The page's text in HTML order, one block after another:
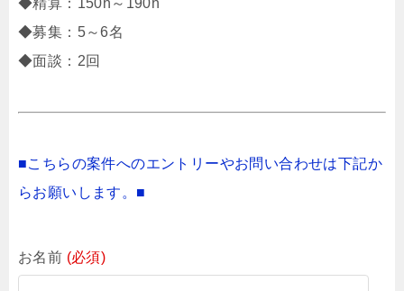
◆精算：150h～190h
◆募集：5～6名
◆面談：2回
■こちらの案件へのエントリーやお問い合わせは下記か
らお願いします。■
お名前 (必須)